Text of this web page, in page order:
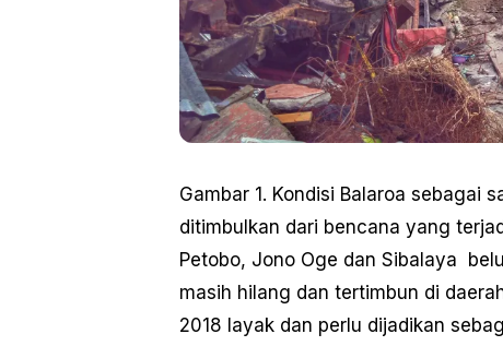
Gambar 1. Kondisi Balaroa sebagai
ditimbulkan dari bencana yang
Petobo, Jono Oge dan Sibalaya
masih hilang dan tertimbun di
2018 layak dan perlu dijadikan